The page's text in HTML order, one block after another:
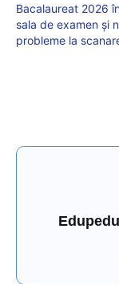
Bacalaureat 2026
sala de examen și
probleme la